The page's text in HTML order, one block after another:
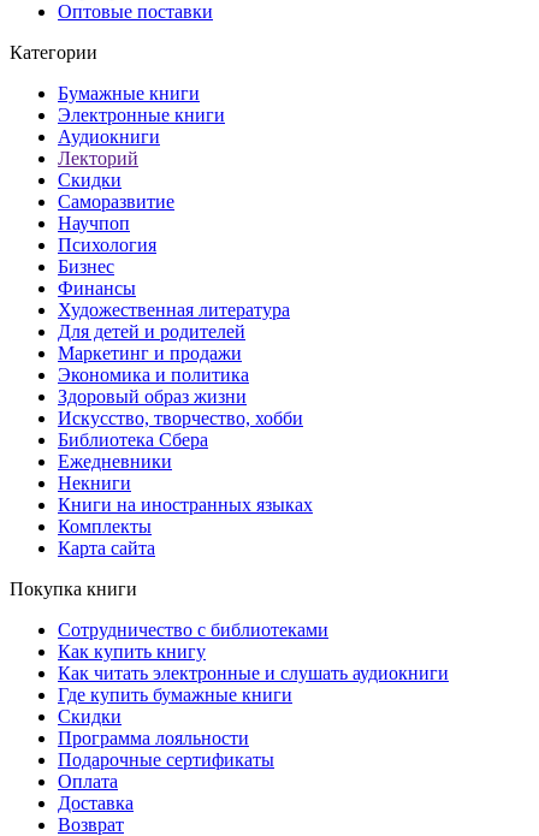
Оптовые поставки
Категории
Бумажные книги
Электронные книги
Аудиокниги
Лекторий
Скидки
Саморазвитие
Научпоп
Психология
Бизнес
Финансы
Художественная литература
Для детей и родителей
Маркетинг и продажи
Экономика и политика
Здоровый образ жизни
Искусство, творчество, хобби
Библиотека Сбера
Ежедневники
Некниги
Книги на иностранных языках
Комплекты
Карта сайта
Покупка книги
Сотрудничество с библиотеками
Как купить книгу
Как читать электронные и слушать аудиокниги
Где купить бумажные книги
Скидки
Программа лояльности
Подарочные сертификаты
Оплата
Доставка
Возврат